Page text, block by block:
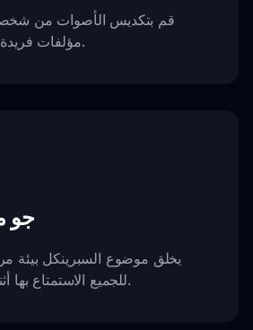
قم بتكديس الأصوات من
مؤلفات فريدة تحمل طابعًا مرحًا.
جو
يخلق موضوع السبرينكل بيئة
للجميع الاستمتاع بها أثناء صنع الموسيقى.